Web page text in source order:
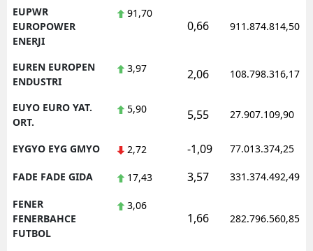
EUPWR
EUROPOWER
ENERJI
91,70
0,66 911.874.814,50
EUREN EUROPEN
ENDUSTRI
3,97 2,06 108.798.316,17
EUYO EURO YAT.
ORT.
5,90 5,55 27.907.109,90
EYGYO EYG GMYO 2,72 -1,09 77.013.374,25
FADE FADE GIDA 17,43 3,57 331.374.492,49
FENER
FENERBAHCE
FUTBOL
3,06
1,66 282.796.560,85